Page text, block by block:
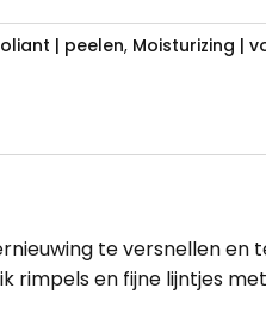
| peelen, Moisturizing |
te versnellen en
rimpels en fijne lijntjes